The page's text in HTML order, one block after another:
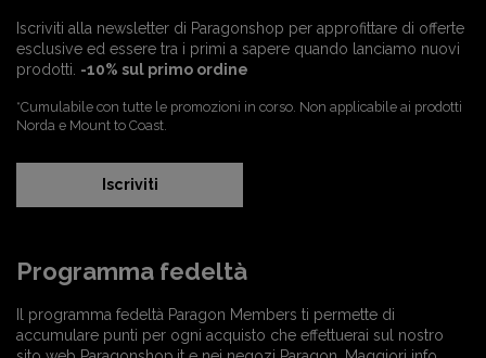
Iscriviti alla newsletter di Paragonshop per approfittare di offerte
esclusive ed essere tra i primi a sapere quando lanciamo nuovi
prodotti. -10% sul primo ordine
*Cumulabile con tutte le promozioni in corso. Non applicabile ai prodotti
Norda e Mount to Coast.
Iscriviti
Programma fedeltà
Il programma fedeltà Paragon Members ti permette di
accumulare punti per ogni acquisto che effettuerai sul nostro